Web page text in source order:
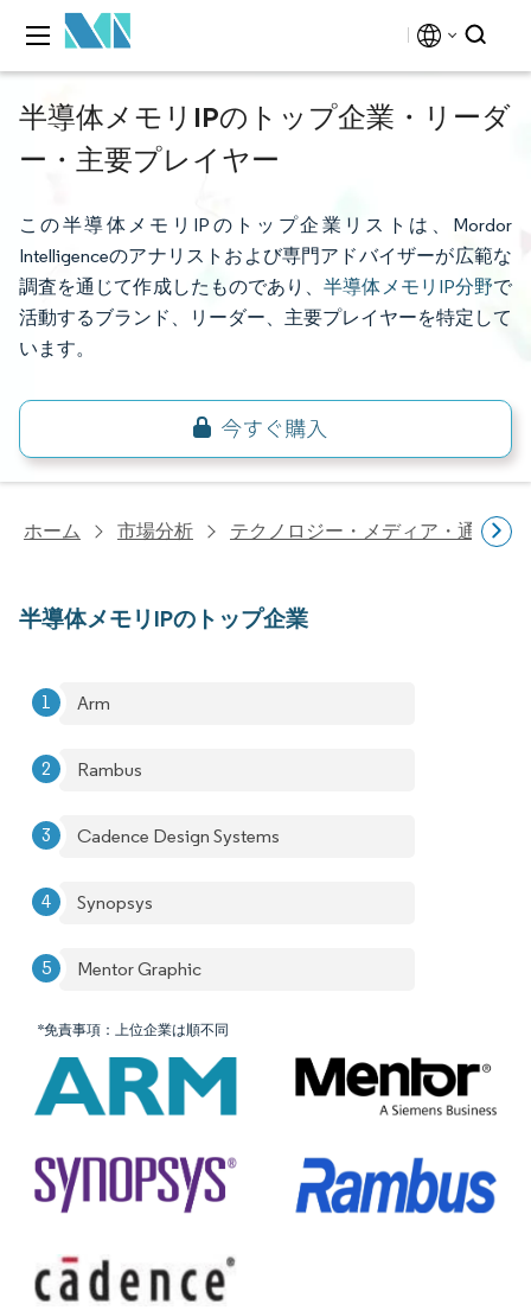
半導体メモリIPのトップ企業・リーダ
ー・主要プレイヤー
この半導体メモリIPのトップ企業リストは、Mordor
Intelligenceのアナリストおよび専門アドバイザーが広範な
調査を通じて作成したものであり、半導体メモリIP分野で
活動するブランド、リーダー、主要プレイヤーを特定して
います。
ホーム 市場分析 テクノロジー・メディア・通信研
半導体メモリIPのトップ企業
Arm
Rambus
Cadence Design Systems
Synopsys
Mentor Graphic
*免責事項：上位企業は順不同